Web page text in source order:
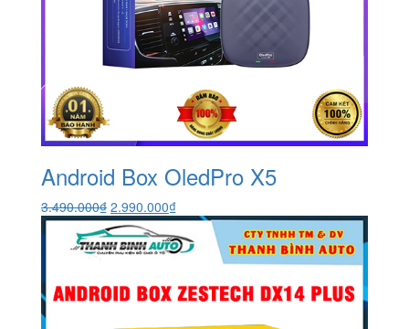
Android Box OledPro X5
3.490.000₫ Giá
gốc
là:
3.490.000₫.
2.990.000₫Giá
hiện
tại